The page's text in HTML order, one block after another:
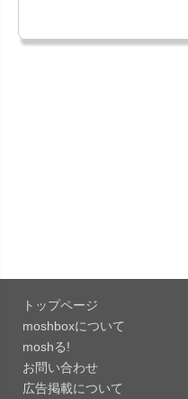
Liguid G...
「Evernote
ス。AIプロ...
「Minecraft: クラ
26.40」iOS向...
トップページ
moshboxについて
moshる!
お問い合わせ
広告掲載について